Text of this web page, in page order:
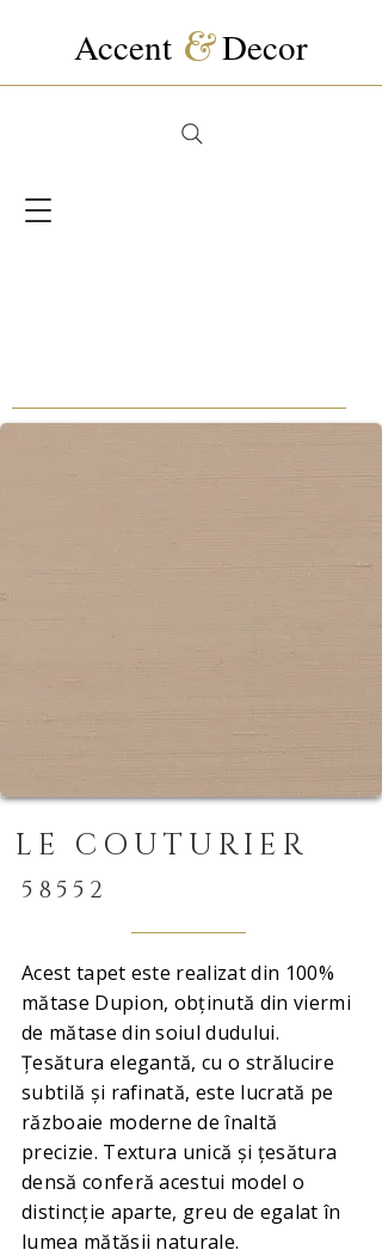
Accent &Decor
LE COUTURIER
58552
Acest tapet este realizat din 100%
mătase Dupion, obținută din viermi
de mătase din soiul dudului.
Țesătura elegantă, cu o strălucire
subtilă și rafinată, este lucrată pe
războaie moderne de înaltă
precizie. Textura unică și țesătura
densă conferă acestui model o
distincție aparte, greu de egalat în
lumea mătăsii naturale.